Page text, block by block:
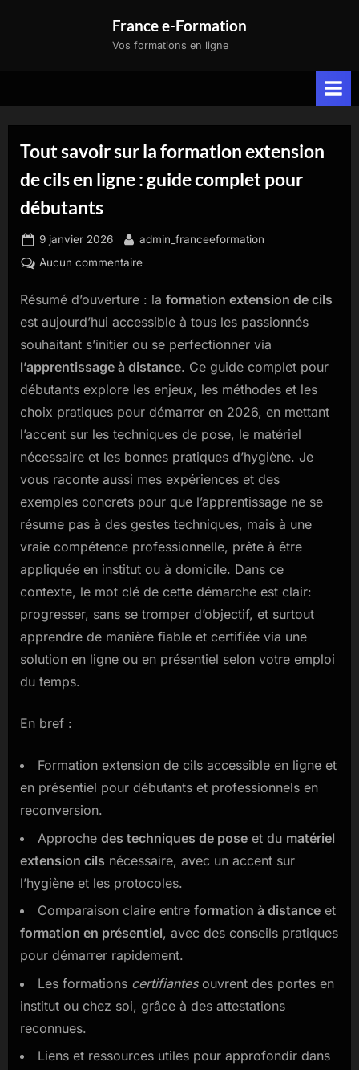
France e-Formation
Vos formations en ligne
Tout savoir sur la formation extension
de cils en ligne : guide complet pour
débutants
Posted
on
9 janvier 2026 By
admin_franceeformation
Aucun commentairesur
savoir
sur
formation
extension
de
cils
en
ligne
:
guide
complet
pour
débutants
Résumé d’ouverture : la formation extension de cils
est aujourd’hui accessible à tous les passionnés
souhaitant s’initier ou se perfectionner via
l’apprentissage à distance. Ce guide complet pour
débutants explore les enjeux, les méthodes et les
choix pratiques pour démarrer en 2026, en mettant
l’accent sur les techniques de pose, le matériel
nécessaire et les bonnes pratiques d’hygiène. Je
vous raconte aussi mes expériences et des
exemples concrets pour que l’apprentissage ne se
résume pas à des gestes techniques, mais à une
vraie compétence professionnelle, prête à être
appliquée en institut ou à domicile. Dans ce
contexte, le mot clé de cette démarche est clair:
progresser, sans se tromper d’objectif, et surtout
apprendre de manière fiable et certifiée via une
solution en ligne ou en présentiel selon votre emploi
du temps.
En bref :
Formation extension de cils accessible en ligne et
en présentiel pour débutants et professionnels en
reconversion.
Approche des techniques de pose et du matériel
extension cils nécessaire, avec un accent sur
l’hygiène et les protocoles.
Comparaison claire entre formation à distance et
formation en présentiel, avec des conseils pratiques
pour démarrer rapidement.
Les formations certifiantesouvrent des portes en
institut ou chez soi, grâce à des attestations
reconnues.
Liens et ressources utiles pour approfondir dans